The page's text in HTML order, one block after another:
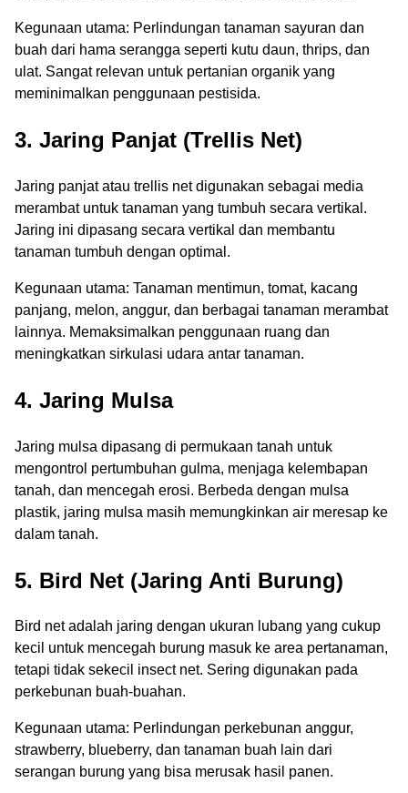
Kegunaan utama: Perlindungan tanaman sayuran dan
buah dari hama serangga seperti kutu daun, thrips, dan
ulat. Sangat relevan untuk pertanian organik yang
meminimalkan penggunaan pestisida.
3. Jaring Panjat (Trellis Net)
Jaring panjat atau trellis net digunakan sebagai media
merambat untuk tanaman yang tumbuh secara vertikal.
Jaring ini dipasang secara vertikal dan membantu
tanaman tumbuh dengan optimal.
Kegunaan utama: Tanaman mentimun, tomat, kacang
panjang, melon, anggur, dan berbagai tanaman merambat
lainnya. Memaksimalkan penggunaan ruang dan
meningkatkan sirkulasi udara antar tanaman.
4. Jaring Mulsa
Jaring mulsa dipasang di permukaan tanah untuk
mengontrol pertumbuhan gulma, menjaga kelembapan
tanah, dan mencegah erosi. Berbeda dengan mulsa
plastik, jaring mulsa masih memungkinkan air meresap ke
dalam tanah.
5. Bird Net (Jaring Anti Burung)
Bird net adalah jaring dengan ukuran lubang yang cukup
kecil untuk mencegah burung masuk ke area pertanaman,
tetapi tidak sekecil insect net. Sering digunakan pada
perkebunan buah-buahan.
Kegunaan utama: Perlindungan perkebunan anggur,
strawberry, blueberry, dan tanaman buah lain dari
serangan burung yang bisa merusak hasil panen.